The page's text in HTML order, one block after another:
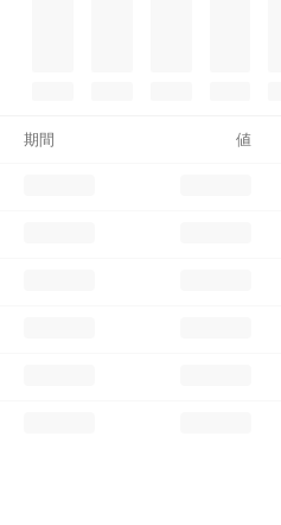
期間 値